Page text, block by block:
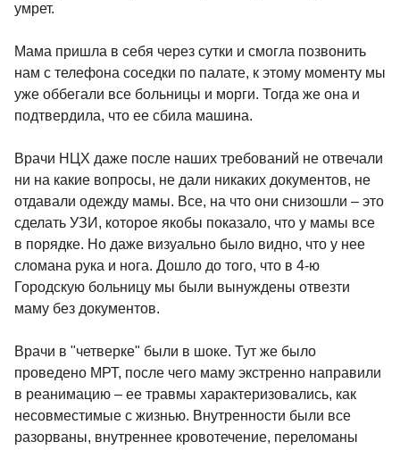
умрет.
Мама пришла в себя через сутки и смогла позвонить
нам с телефона соседки по палате, к этому моменту мы
уже оббегали все больницы и морги. Тогда же она и
подтвердила, что ее сбила машина.
Врачи НЦХ даже после наших требований не отвечали
ни на какие вопросы, не дали никаких документов, не
отдавали одежду мамы. Все, на что они снизошли – это
сделать УЗИ, которое якобы показало, что у мамы все
в порядке. Но даже визуально было видно, что у нее
сломана рука и нога. Дошло до того, что в 4-ю
Городскую больницу мы были вынуждены отвезти
маму без документов.
Врачи в "четверке" были в шоке. Тут же было
проведено МРТ, после чего маму экстренно направили
в реанимацию – ее травмы характеризовались, как
несовместимые с жизнью. Внутренности были все
разорваны, внутреннее кровотечение, переломаны